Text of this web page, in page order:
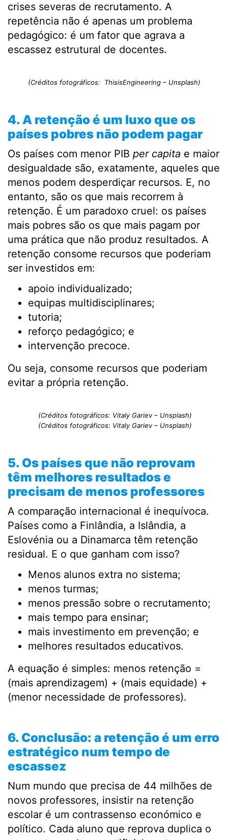
crises severas de recrutamento. A
repetência não é apenas um problema
pedagógico: é um fator que agrava a
escassez estrutural de docentes.
(Créditos fotográficos: ThisisEngineering – Unsplash)
4. A retenção é um luxo que os
países pobres não podem pagar
Os países com menor PIB per capita e maior
desigualdade são, exatamente, aqueles que
menos podem desperdiçar recursos. E, no
entanto, são os que mais recorrem à
retenção. É um paradoxo cruel: os países
mais pobres são os que mais pagam por
uma prática que não produz resultados. A
retenção consome recursos que poderiam
ser investidos em:
apoio individualizado;
equipas multidisciplinares;
tutoria;
reforço pedagógico; e
intervenção precoce.
Ou seja, consome recursos que poderiam
evitar a própria retenção.
(Créditos fotográficos: Vitaly Gariev – Unsplash)
(Créditos fotográficos: Vitaly Gariev – Unsplash)
5. Os países que não reprovam
têm melhores resultados e
precisam de menos professores
A comparação internacional é inequívoca.
Países como a Finlândia, a Islândia, a
Eslovénia ou a Dinamarca têm retenção
residual. E o que ganham com isso?
Menos alunos extra no sistema;
menos turmas;
menos pressão sobre o recrutamento;
mais tempo para ensinar;
mais investimento em prevenção; e
melhores resultados educativos.
A equação é simples: menos retenção =
(mais aprendizagem) + (mais equidade) +
(menor necessidade de professores).
6. Conclusão: a retenção é um erro
estratégico num tempo de
escassez
Num mundo que precisa de 44 milhões de
novos professores, insistir na retenção
escolar é um contrassenso económico e
político. Cada aluno que reprova duplica o